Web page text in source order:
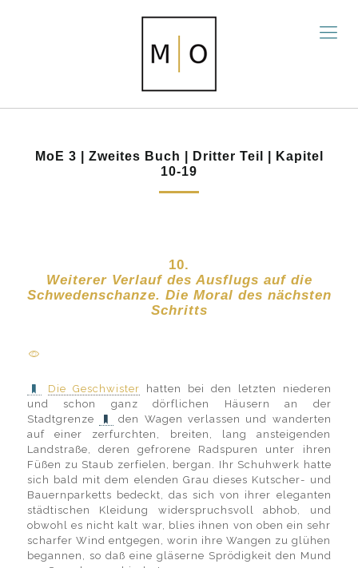
MoE 3 | Zweites Buch | Dritter Teil | Kapitel
10-19
10.
Weiterer Verlauf des Ausflugs auf die
Schwedenschanze. Die Moral des nächsten
Schritts
Die Geschwister
hatten bei den letzten niederen
und schon ganz dörflichen Häusern an der
Stadtgrenze
den Wagen verlassen und wanderten
auf einer zerfurchten, breiten, lang ansteigenden
Landstraße, deren gefrorene Radspuren unter ihren
Füßen zu Staub zerfielen, bergan. Ihr Schuhwerk hatte
sich bald mit dem elenden Grau dieses Kutscher- und
Bauernparketts bedeckt, das sich von ihrer eleganten
städtischen Kleidung widerspruchsvoll abhob, und
obwohl es nicht kalt war, blies ihnen von oben ein sehr
scharfer Wind entgegen, worin ihre Wangen zu glühen
begannen, so daß eine gläserne Sprödigkeit den Mund